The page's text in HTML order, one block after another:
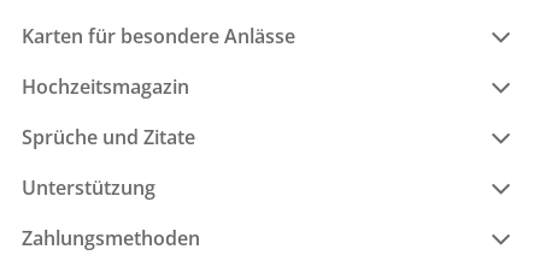
Karten für besondere Anlässe
Hochzeitsmagazin
Sprüche und Zitate
Unterstützung
Zahlungsmethoden